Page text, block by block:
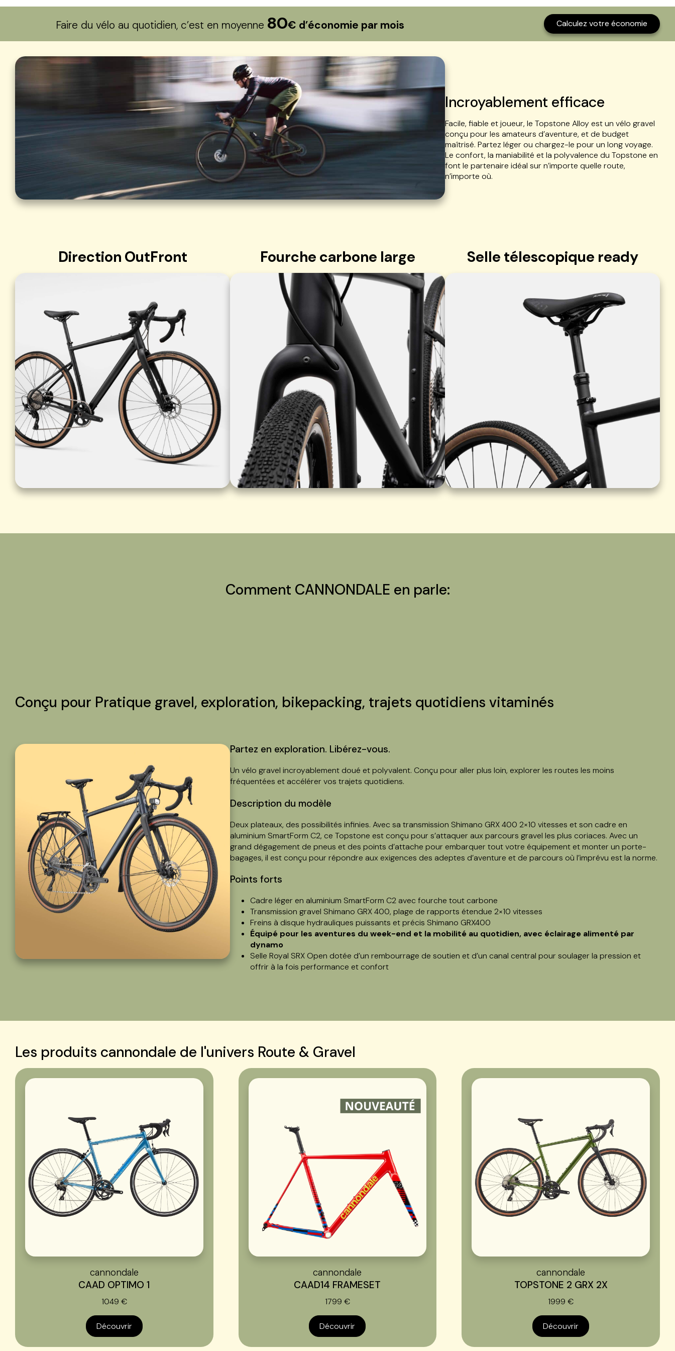
Faire du vélo au quotidien, c’est en moyenne 80€ d’économie par mois Calculez votre économie
Incroyablement efficace
Facile, fiable et joueur, le Topstone Alloy est un vélo gravel
conçu pour les amateurs d’aventure, et de budget
maîtrisé. Partez léger ou chargez-le pour un long voyage.
Le confort, la maniabilité et la polyvalence du Topstone en
font le partenaire idéal sur n’importe quelle route,
n’importe où.
Direction OutFront Fourche carbone large Selle télescopique ready
Comment CANNONDALE en parle:
Conçu pour Pratique gravel, exploration, bikepacking, trajets quotidiens vitaminés
Partez en exploration. Libérez-vous.
Un vélo gravel incroyablement doué et polyvalent. Conçu pour aller plus loin, explorer les routes les moins
fréquentées et accélérer vos trajets quotidiens.
Description du modèle
Deux plateaux, des possibilités infinies. Avec sa transmission Shimano GRX 400 2×10 vitesses et son cadre en
aluminium SmartForm C2, ce Topstone est conçu pour s’attaquer aux parcours gravel les plus coriaces. Avec un
grand dégagement de pneus et des points d’attache pour embarquer tout votre équipement et monter un porte-
bagages, il est conçu pour répondre aux exigences des adeptes d’aventure et de parcours où l’imprévu est la norme.
Points forts
Cadre léger en aluminium SmartForm C2 avec fourche tout carbone
Transmission gravel Shimano GRX 400, plage de rapports étendue 2×10 vitesses
Freins à disque hydrauliques puissants et précis Shimano GRX400
Équipé pour les aventures du week-end et la mobilité au quotidien, avec éclairage alimenté par
dynamo
Selle Royal SRX Open dotée d’un rembourrage de soutien et d’un canal central pour soulager la pression et
offrir à la fois performance et confort
Les produits cannondale de l'univers Route & Gravel
cannondale
CAAD OPTIMO 1
1049 €
Découvrir
cannondale
CAAD14 FRAMESET
1799 €
Découvrir
cannondale
TOPSTONE 2 GRX 2X
1999 €
Découvrir